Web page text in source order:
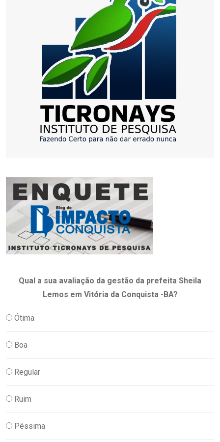
Qual a sua avaliação da gestão da prefeita Sheila
Lemos em Vitória da Conquista -BA?
Ótima
Boa
Regular
Ruim
Péssima